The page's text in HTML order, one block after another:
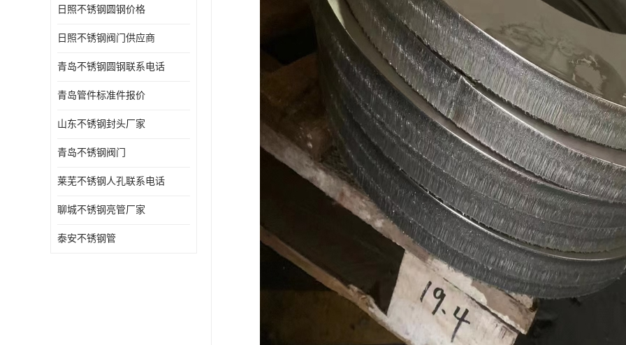
日照不锈钢圆钢价格
日照不锈钢阀门供应商
青岛不锈钢圆钢联系电话
青岛管件标准件报价
山东不锈钢封头厂家
青岛不锈钢阀门
莱芜不锈钢人孔联系电话
聊城不锈钢亮管厂家
泰安不锈钢管